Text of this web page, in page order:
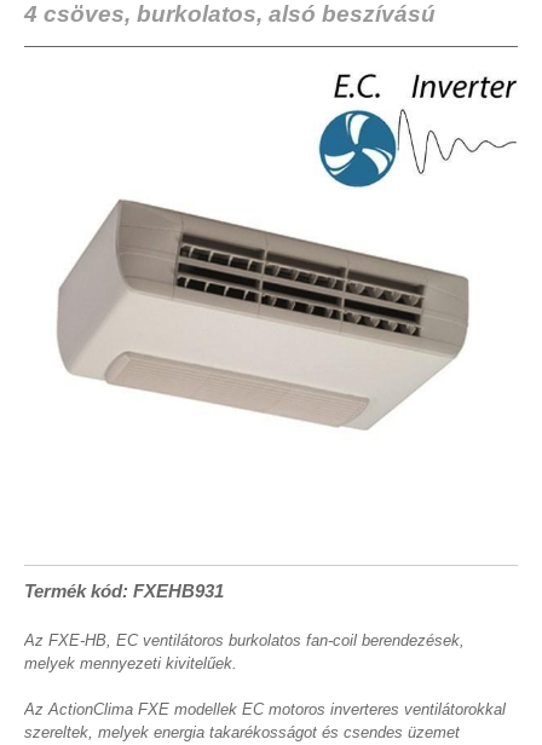
4 csöves, burkolatos, alsó beszívású
Termék kód: FXEHB931
Az FXE-HB, EC ventilátoros burkolatos fan-coil berendezések,
melyek mennyezeti kivitelűek.
Az ActionClima FXE modellek EC motoros inverteres ventilátorokkal
szereltek, melyek energia takarékosságot és csendes üzemet